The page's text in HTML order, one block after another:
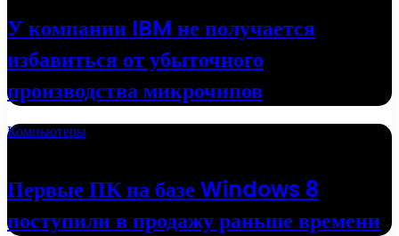
У компании IBM не получается
избавиться от убыточного
производства микрочипов
Компьютеры
Первые ПК на базе Windows 8
поступили в продажу раньше времени